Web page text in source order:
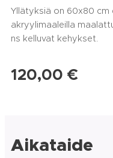
Yllätyksiä on 60x80 cm
akryylimaaleilla
ns kelluvat kehykset.
120,00 €
Aikataide